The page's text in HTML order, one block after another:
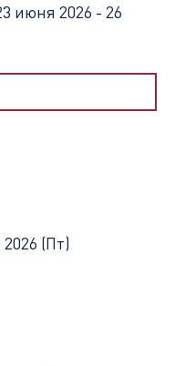
июня 2026 - 26
(Пт)